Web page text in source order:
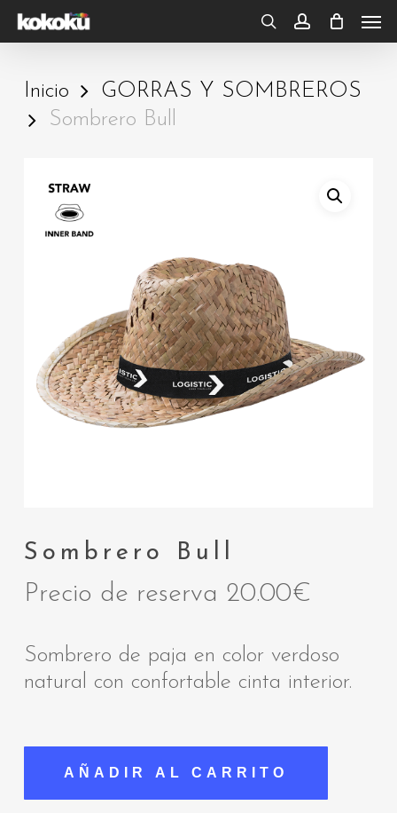
Skip
to
content
searchaccount
Inicio
GORRAS Y SOMBREROS
Sombrero Bull
Sombrero Bull
Precio de reserva 20.00€
Sombrero de paja en color verdoso
natural con confortable cinta interior.
AÑADIR AL CARRITO